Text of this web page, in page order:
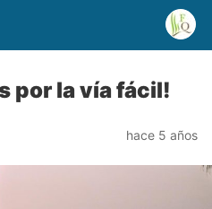
por la vía fácil!
hace 5 años